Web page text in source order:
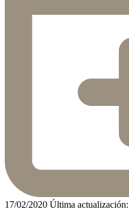
17/02/2020 Última